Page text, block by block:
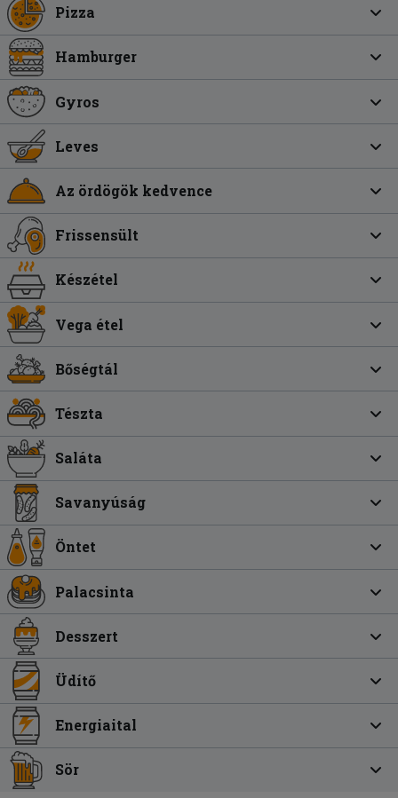
Pizza
Hamburger
Gyros
Leves
Az ördögök kedvence
Frissensült
Készétel
Vega étel
Bőségtál
Tészta
Saláta
Savanyúság
Öntet
Palacsinta
Desszert
Üdítő
Energiaital
Sör